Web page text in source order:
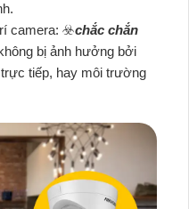
camera: ☣️chắc chắn
bị ảnh hưởng bởi
tiếp, hay môi trường